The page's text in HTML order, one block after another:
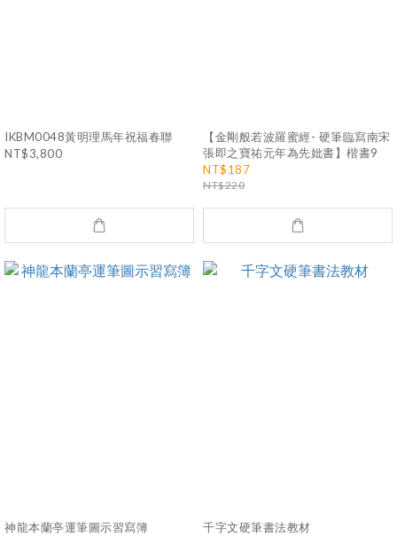
IKBM0048黃明理馬年祝福春聯
NT$3,800
【金剛般若波羅蜜經- 硬筆臨寫南宋
張即之寶祐元年為先妣書】楷書9
NT$187
NT$220
神龍本蘭亭運筆圖示習寫簿
千字文硬筆書法教材